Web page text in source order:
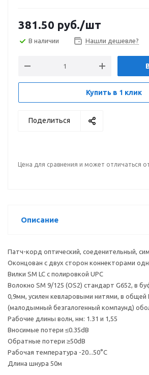
381.50 руб./шт
В наличии Нашли дешевле?
Купить в 1 клик
Поделиться
Цена для сравнения и может отличаться
Описание
Патч-корд оптический, соеденительный,
Оконцован с двух сторон коннекторами
Вилки SM LC с полировкой UPC
Волокно SM 9/125 (OS2) стандарт G652, в
0,9мм, усилен кевларовыми нитями, в общей
(малодымный безгалогенный компаунд)
Рабочие длины волн, нм: 1.31 и 1,55
Вносимые потери ≤0.35dB
Обратные потери ≥50dB
Рабочая температура -20...50°С
Длина шнура 50м